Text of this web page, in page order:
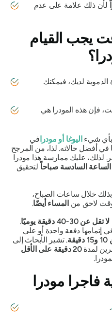
ذلك علامة على عدم
يجب القيام
؟
لديك، فيمكنك
فإن هذهالمودراهي
شيءاليوغا أومودرافي
في أفضل حالاته. لذا، من المرجح
لذلك، عليك ممارسة هذامودرا
السادسة صباحاًلتحقيق
خلال ساعات الصباح،
لاحق منالمساء أيضًا.
عن 30-40 دقيقة يوميًا
.
دفعة واحدة أو على
. تشير الأبحاث إلى
لمدة20 دقيقة على الأقل
.
فاجرا مودرا